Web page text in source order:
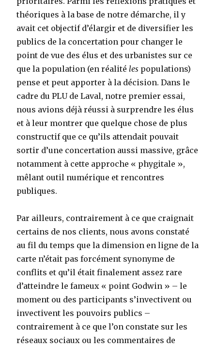
théoriques à la base de notre démarche, il y
avait cet objectif d’élargir et de diversifier les
publics de la concertation pour changer le
point de vue des élus et des urbanistes sur ce
que la population (en réalitéles populations)
pense et peut apporter à la décision. Dans le
cadre du PLU de Laval, notre premier essai,
nous avions déjà réussi à surprendre les élus
et à leur montrer que quelque chose de plus
constructif que ce qu’ils attendait pouvait
sortir d’une concertation aussi massive, grâce
notamment à cette approche « phygitale »,
mêlant outil numérique et rencontres
publiques.
Par ailleurs, contrairement à ce que craignait
certains de nos clients, nous avons constaté
au fil du temps que la dimension en ligne de la
carte n’était pas forcément synonyme de
conflits et qu’il était finalement assez rare
d’atteindre le fameux « point Godwin » – le
moment ou des participants s’invectivent ou
invectivent les pouvoirs publics –
contrairement à ce que l’on constate sur les
réseaux sociaux ou les commentaires de